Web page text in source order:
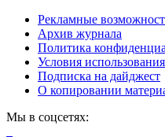
Рекламные
Архив журнала
Политика
Условия
Подписка на дайджест
О копировании
Мы в соцсетях: